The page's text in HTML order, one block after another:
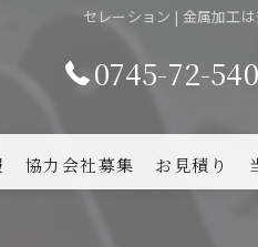
セレーション | 金属加工
0745-72-
協力会社募集 お見積り